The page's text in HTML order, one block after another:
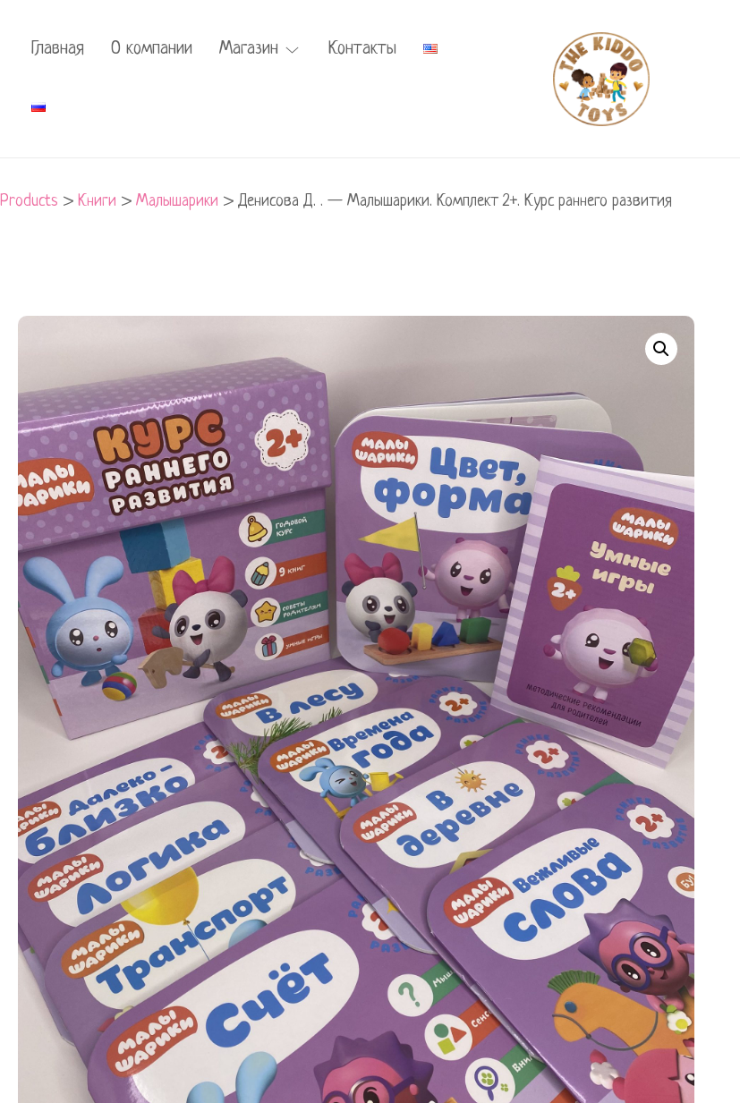
Главная О компании Магазин Контакты
Products > Книги > Малышарики > Денисова Д. . — Малышарики. Комплект 2+. Курс раннего развития